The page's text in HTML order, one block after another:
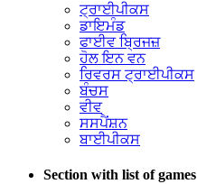
ਟ੍ਰਾਈਪੀਕਸ
ਡਾਇਮੰਡ
ਫਾਈਵ ਬ੍ਰਿਜਜ਼
ਹੋਲ ਇਨ ਵਨ
ਰਿਵਰਸ ਟ੍ਰਾਈਪੀਕਸ
ਬੰਚਸ
ਵੀਵ
ਸਸਪੈਂਸ਼ਨ
ਬਾਈਪੀਕਸ
Section with list of games